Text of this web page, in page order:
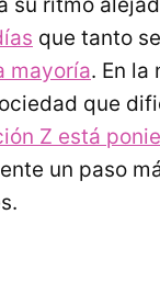
que tanto
mayoría. En la
que
Z está
un paso